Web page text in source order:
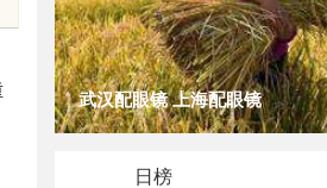
武汉配眼镜 上海配眼镜
日榜